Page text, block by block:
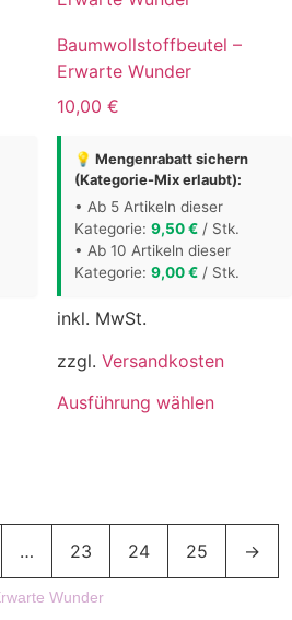
Die
der
gewählt
werden
Baumwollstoffbeutel –
Erwarte Wunder
10,00 €
💡 Mengenrabatt sichern
(Kategorie-Mix erlaubt):
• Ab 5 Artikeln dieser
Kategorie: 9,50€/ Stk.
• Ab 10 Artikeln dieser
Kategorie: 9,00€/ Stk.
inkl. MwSt.
zzgl. Versandkosten
Ausführung wählenDieses
Optionen
… 23 24 25 →
Wunder